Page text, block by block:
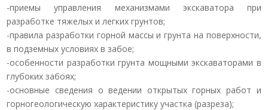
-приемы управления механизмами экскаватора при
разработке тяжелых и легких грунтов;
-правила разработки горной массы и грунта на поверхности,
в подземных условиях в забое;
-особенности разработки грунта мощными экскаваторами в
глубоких забоях;
-основные сведения о ведении открытых горных работ и
горногеологическую характеристику участка (разреза);